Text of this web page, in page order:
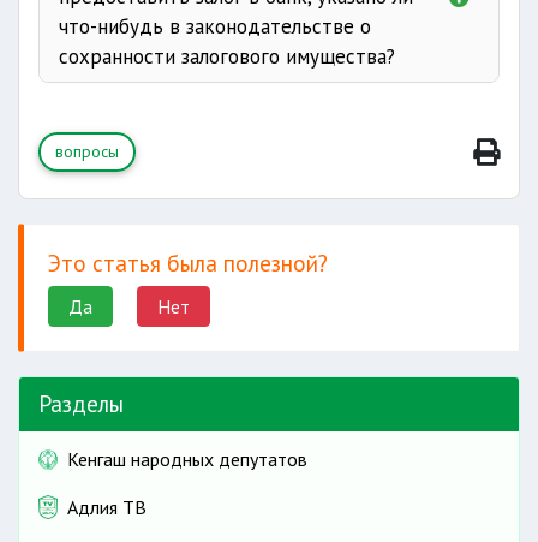
загрязненные до
степениопределения изображения
четверти части
рваных в длину (в
части (не более 1 см
углы или части, которые
принадлежат этой банкноте;
надписи, штампа (не более двух);
если банкнота имеет не более
отверстий(не более 1мм).
что-нибудь в законодательстве о
сохранности залогового имущества?
правил пользования и содержания
имущества
вопросы
Это статья была полезной?
Да Нет
Разделы
Кенгаш народных депутатов
Адлия ТВ